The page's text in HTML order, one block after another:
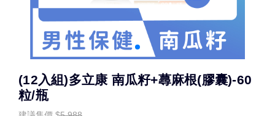
(12入組)多立康 南瓜籽+蕁麻根(膠囊)-60
粒/瓶